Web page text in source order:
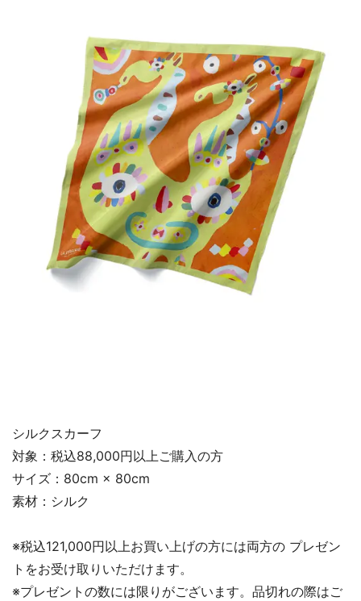
シルクスカーフ
対象：税込88,000円以上ご購入の方
サイズ：80cm × 80cm
素材：シルク
※税込121,000円以上お買い上げの方には両方の プレゼン
トをお受け取りいただけます。
※プレゼントの数には限りがございます。品切れの際はご